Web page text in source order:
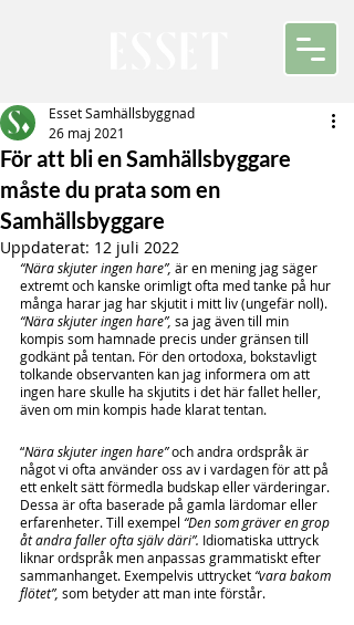
För att bli en Samhällsbyggare
måste du prata som en
Samhällsbyggare
Esset Samhällsbyggnad
26 maj 2021
Uppdaterat: 12 juli 2022
“Nära skjuter ingen hare”, är en mening jag säger
extremt och kanske orimligt ofta med tanke på hur
många harar jag har skjutit i mitt liv (ungefär noll).
“Nära skjuter ingen hare”, sa jag även till min
kompis som hamnade precis under gränsen till
godkänt på tentan. För den ortodoxa, bokstavligt
tolkande observanten kan jag informera om att
ingen hare skulle ha skjutits i det här fallet heller,
även om min kompis hade klarat tentan.
“Nära skjuter ingen hare” och andra ordspråk är
något vi ofta använder oss av i vardagen för att på
ett enkelt sätt förmedla budskap eller värderingar.
Dessa är ofta baserade på gamla lärdomar eller
erfarenheter. Till exempel “Den som gräver en grop
åt andra faller ofta själv däri”. Idiomatiska uttryck
liknar ordspråk men anpassas grammatiskt efter
sammanhanget. Exempelvis uttrycket “vara bakom
flötet”, som betyder att man inte förstår.